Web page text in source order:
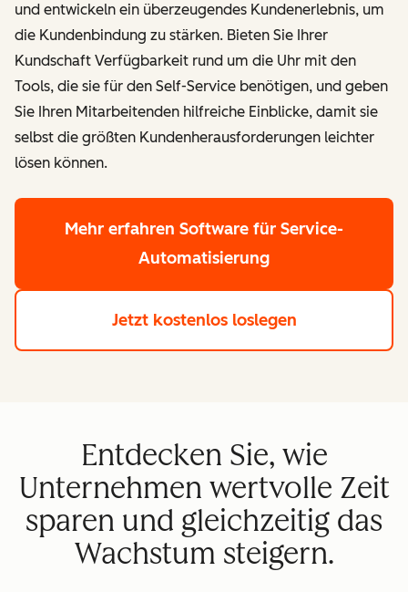
und entwickeln ein überzeugendes Kundenerlebnis, um
die Kundenbindung zu stärken. Bieten Sie Ihrer
Kundschaft Verfügbarkeit rund um die Uhr mit den
Tools, die sie für den Self-Service benötigen, und geben
Sie Ihren Mitarbeitenden hilfreiche Einblicke, damit sie
selbst die größten Kundenherausforderungen leichter
lösen können.
Mehr erfahren Software für Service-
Automatisierung
Jetzt kostenlos loslegen
Entdecken Sie, wie
Unternehmen wertvolle Zeit
sparen und gleichzeitig das
Wachstum steigern.